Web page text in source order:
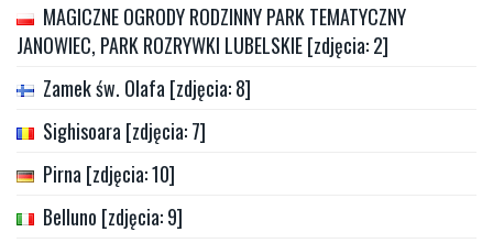
MAGICZNE OGRODY RODZINNY PARK TEMATYCZNY
JANOWIEC, PARK ROZRYWKI LUBELSKIE [zdjęcia: 2]
Zamek św. Olafa [zdjęcia: 8]
Sighisoara [zdjęcia: 7]
Pirna [zdjęcia: 10]
Belluno [zdjęcia: 9]